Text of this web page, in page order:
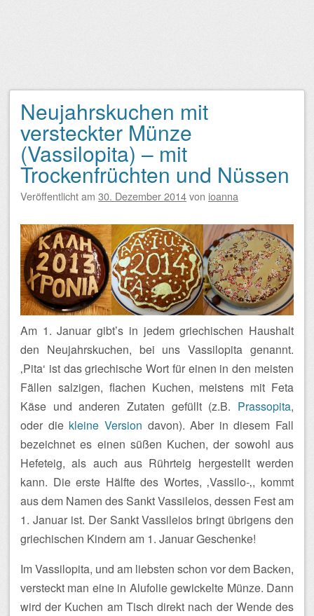
Neujahrskuchen mit
versteckter Münze
(Vassilopita) – mit
Trockenfrüchten und Nüssen
Veröffentlicht am 30. Dezember 2014von ioanna
Am 1. Januar gibt’s in jedem griechischen Haushalt
den Neujahrskuchen, bei uns Vassilopita genannt.
‚Pita‘ ist das griechische Wort für einen in den meisten
Fällen salzigen, flachen Kuchen, meistens mit Feta
Käse und anderen Zutaten gefüllt (z.B. Prassopita,
oder die kleine Version davon). Aber in diesem Fall
bezeichnet es einen süßen Kuchen, der sowohl aus
Hefeteig, als auch aus Rührteig hergestellt werden
kann. Die erste Hälfte des Wortes, ‚Vassilo-‚, kommt
aus dem Namen des Sankt Vassileios, dessen Fest am
1. Januar ist. Der Sankt Vassileios bringt übrigens den
griechischen Kindern am 1. Januar Geschenke!
Im Vassilopita, und am liebsten schon vor dem Backen,
versteckt man eine in Alufolie gewickelte Münze. Dann
wird der Kuchen am Tisch direkt nach der Wende des